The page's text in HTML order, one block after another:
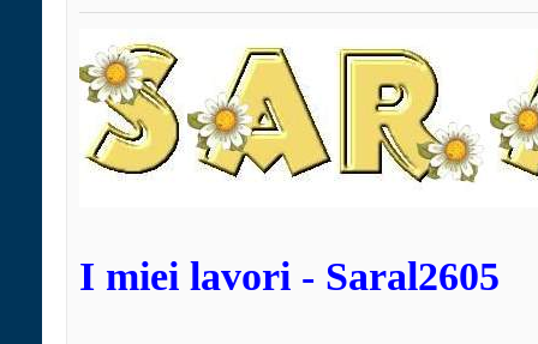
I miei lavori - Saral2605